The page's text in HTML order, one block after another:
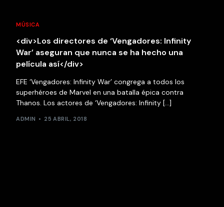
MÚSICA
<div>Los directores de ‘Vengadores: Infinity
War’ aseguran que nunca se ha hecho una
película así</div>
EFE ‘Vengadores: Infinity War’ congrega a todos los
superhéroes de Marvel en una batalla épica contra
Thanos. Los actores de ‘Vengadores: Infinity […]
ADMIN 25 ABRIL, 2018